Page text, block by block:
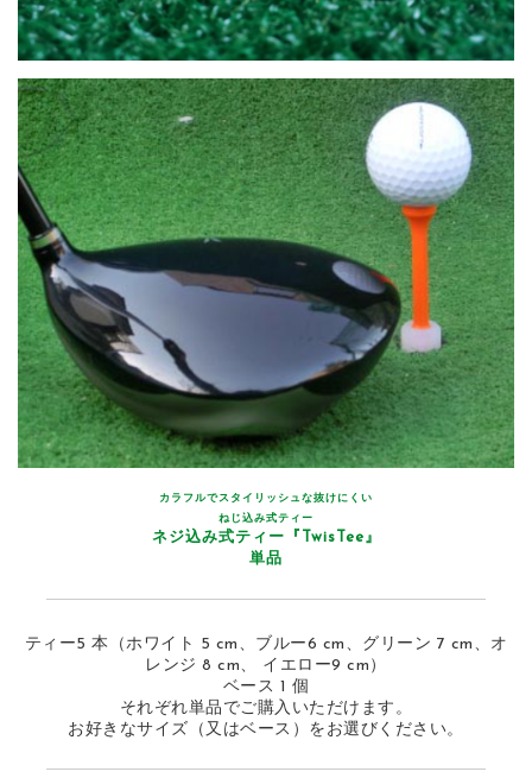
カラフルでスタイリッシュな抜けにくい
ねじ込み式ティー
ネジ込み式ティー『TwisTee』
単品
ティー5 本（ホワイト 5 cm、ブルー6 cm、グリーン 7 cm、オ
レンジ 8 cm、 イエロー9 cm）
ベース 1 個
それぞれ単品でご購入いただけます。
お好きなサイズ（又はベース）をお選びください。